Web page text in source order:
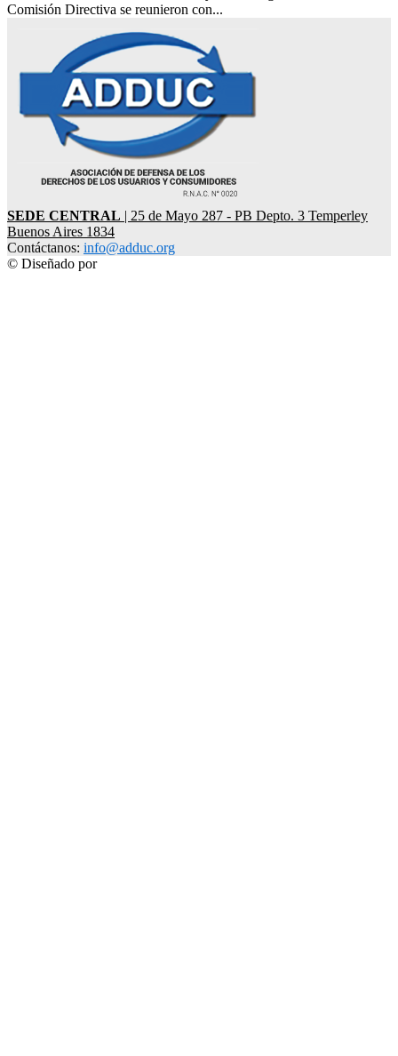
Comisión Directiva se reunieron con...
SEDE CENTRAL | 25 de Mayo 287 - PB Depto. 3 Temperley
Buenos Aires 1834
Contáctanos: info@adduc.org
© Diseñado por